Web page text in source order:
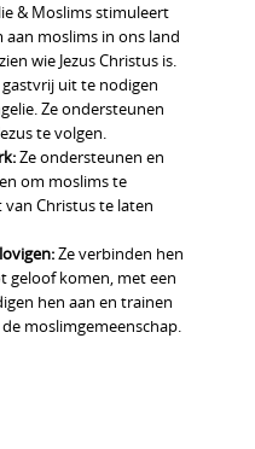
& Moslims stimuleert
moslims in ons land
wie Jezus Christus is.
uit te nodigen
Ze ondersteunen
te volgen.
Ze ondersteunen en
om moslims te
Christus te laten
Ze verbinden hen
geloof komen, met een
hen aan en trainen
moslimgemeenschap.